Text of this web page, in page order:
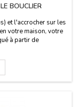
BOUCLIER
et l'accrocher sur les
votre maison, votre
à partir de
cm